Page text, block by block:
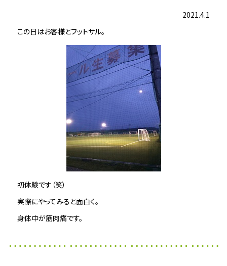
2021.4.1
この日はお客様とフットサル。
初体験です（笑）
実際にやってみると面白く。
身体中が筋肉痛です。